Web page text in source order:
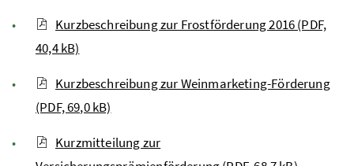
Kurzbeschreibung zur Frostförderung 2016 (PDF,
40,4 kB)
Kurzbeschreibung zur Weinmarketing-Förderung
(PDF, 69,0 kB)
Kurzmitteilung zur